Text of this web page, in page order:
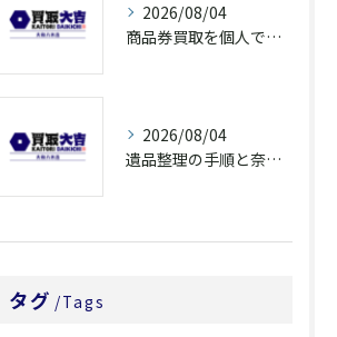
2026/08/04
商品券買取を個人で利用する際の奈良県橿原市で知っておきたい高換金ポイント
2026/08/04
遺品整理の手順と奈良県橿原市で無駄なく片付ける方法とごみ処分ポイント
タグ Tags